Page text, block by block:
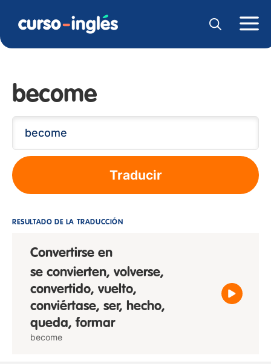
become
Traducir
RESULTADO DE LA TRADUCCIÓN
Convertirse en
se convierten, volverse,
convertido, vuelto,
conviértase, ser, hecho,
queda, formar
become